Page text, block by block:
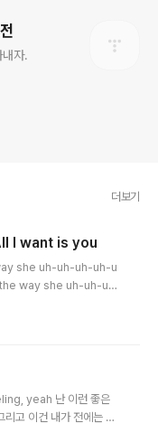
자.
더보기
I want is you
she uh-uh-uh-uh-u
way she uh-uh-uh
love the way sh
yeah 난 이런 좋은
고 이건 내가 전에는 절